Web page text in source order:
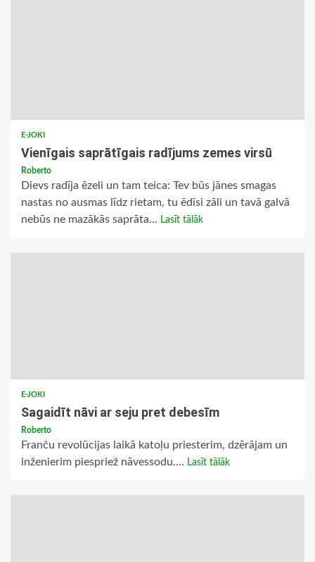
E-JOKI
Vienīgais saprātīgais radījums zemes virsū
Roberto
Dievs radīja ēzeli un tam teica: Tev būs jānes smagas
nastas no ausmas līdz rietam, tu ēdīsi zāli un tavā galvā
nebūs ne mazākās saprāta... Lasīt tālāk
E-JOKI
Sagaidīt nāvi ar seju pret debesīm
Roberto
Franču revolūcijas laikā katoļu priesterim, dzērājam un
inženierim piespriež nāvessodu.... Lasīt tālāk